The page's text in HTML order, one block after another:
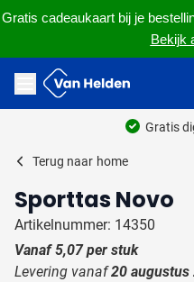
Gratis cadeaukaart bij je
Bekijk
Ga naar de inhoud
Menu openen
Gratis
Terug naar home
Sporttas Novo
Artikelnummer: 14350
Vanaf5,07per stuk
Levering vanaf20 augustus